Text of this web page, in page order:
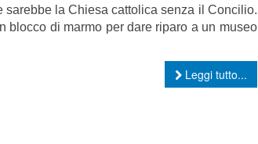
sarebbe la Chiesa cattolica senza il Concilio.
blocco di marmo per dare riparo a un museo
Leggi tutto...